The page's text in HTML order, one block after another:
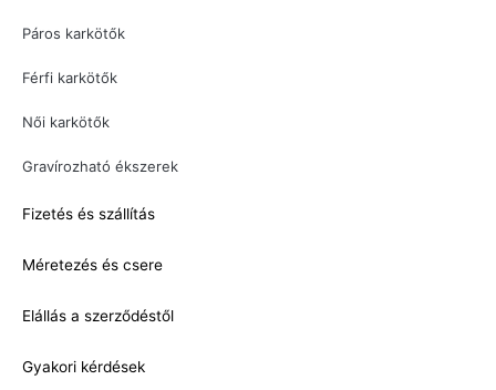
Páros karkötők
Férfi karkötők
Női karkötők
Gravírozható ékszerek
Fizetés és szállítás
Méretezés és csere
Elállás a szerződéstől
Gyakori kérdések